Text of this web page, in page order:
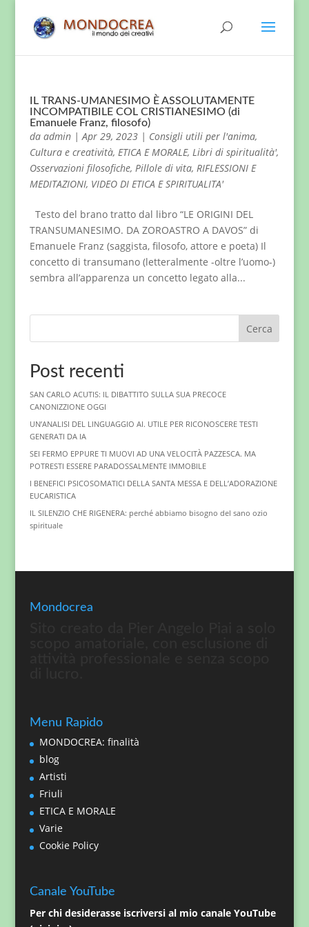
IL TRANS-UMANESIMO È ASSOLUTAMENTE
INCOMPATIBILE COL CRISTIANESIMO (di
Emanuele Franz, filosofo)
da admin|Apr 29, 2023| Consigli utili per l'anima,
Cultura e creatività, ETICA E MORALE, Libri di spiritualità',
Osservazioni filosofiche, Pillole di vita, RIFLESSIONI E
MEDITAZIONI, VIDEO DI ETICA E SPIRITUALITA'
Testo del brano tratto dal libro “LE ORIGINI DEL
TRANSUMANESIMO. DA ZOROASTRO A DAVOS” di
Emanuele Franz (saggista, filosofo, attore e poeta) Il
concetto di transumano (letteralmente -oltre l’uomo-)
sembra all’apparenza un concetto legato alla...
Cerca
Post recenti
SAN CARLO ACUTIS: IL DIBATTITO SULLA SUA PRECOCE
CANONIZZIONE OGGI
UN’ANALISI DEL LINGUAGGIO AI. UTILE PER RICONOSCERE TESTI
GENERATI DA IA
SEI FERMO EPPURE TI MUOVI AD UNA VELOCITÀ PAZZESCA. MA
POTRESTI ESSERE PARADOSSALMENTE IMMOBILE
I BENEFICI PSICOSOMATICI DELLA SANTA MESSA E DELL’ADORAZIONE
EUCARISTICA
IL SILENZIO CHE RIGENERA: perché abbiamo bisogno del sano ozio
spirituale
Mondocrea
Menu Rapido
MONDOCREA: finalità
blog
Artisti
Friuli
ETICA E MORALE
Varie
Cookie Policy
Canale YouTube
Per chi desiderasse iscriversi al mio canale YouTube